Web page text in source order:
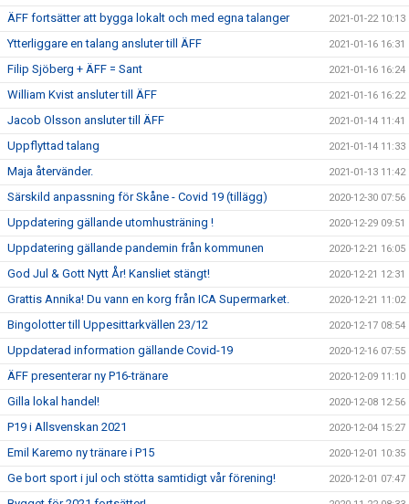
ÄFF fortsätter att bygga lokalt och med egna talanger 2021-01-22 10:13
Ytterliggare en talang ansluter till ÄFF 2021-01-16 16:31
Filip Sjöberg + ÄFF = Sant 2021-01-16 16:24
William Kvist ansluter till ÄFF 2021-01-16 16:22
Jacob Olsson ansluter till ÄFF 2021-01-14 11:41
Uppflyttad talang 2021-01-14 11:33
Maja återvänder. 2021-01-13 11:42
Särskild anpassning för Skåne - Covid 19 (tillägg) 2020-12-30 07:56
Uppdatering gällande utomhusträning ! 2020-12-29 09:51
Uppdatering gällande pandemin från kommunen 2020-12-21 16:05
God Jul & Gott Nytt År! Kansliet stängt! 2020-12-21 12:31
Grattis Annika! Du vann en korg från ICA Supermarket. 2020-12-21 11:02
Bingolotter till Uppesittarkvällen 23/12 2020-12-17 08:54
Uppdaterad information gällande Covid-19 2020-12-16 07:55
ÄFF presenterar ny P16-tränare 2020-12-09 11:10
Gilla lokal handel! 2020-12-08 12:56
P19 i Allsvenskan 2021 2020-12-04 15:27
Emil Karemo ny tränare i P15 2020-12-01 10:35
Ge bort sport i jul och stötta samtidigt vår förening! 2020-12-01 07:47